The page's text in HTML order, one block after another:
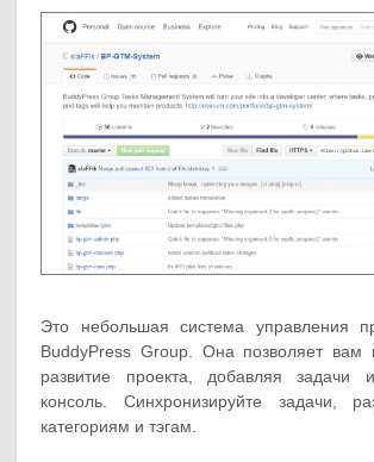
Это небольшая система управления
BuddyPress Group. Она позволяет вам
развитие проекта, добавляя задачи
консоль. Синхронизируйте задачи,
категориям и тэгам.